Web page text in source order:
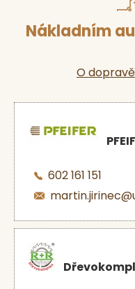
Nákladním
O
602 161 151